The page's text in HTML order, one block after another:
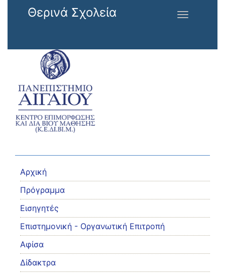
Παράκαμψη προς το κυρίως περιεχόμενο
Θερινά Σχολεία
Toggle
Αρχική
Πρόγραμμα
Εισηγητές
Eπιστημονική - Οργανωτική Επιτροπή
Αφίσα
Δίδακτρα